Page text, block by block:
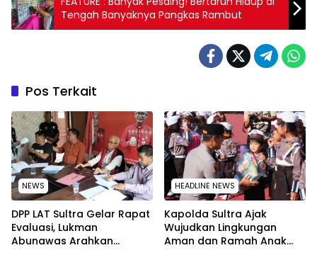
Tengah Banyaknya Pangkas Rambut
Pos Terkait
NEWS
‎DPP LAT Sultra Gelar Rapat
Evaluasi, Lukman
Abunawas Arahkan
HEADLINE NEWS
Kapolda Sultra Ajak
Wujudkan Lingkungan
Aman dan Ramah Anak